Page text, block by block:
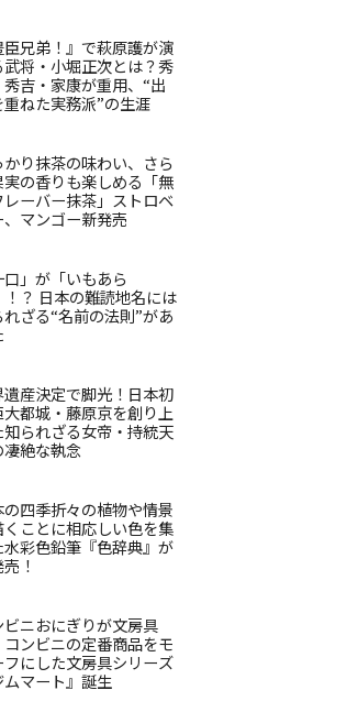
臣兄弟！』で萩原護が演
武将・小堀正次とは？秀
吉・家康が重用、“出
重ねた実務派”の生涯
かり抹茶の味わい、さら
実の香りも楽しめる「無
レーバー抹茶」ストロベ
、マンゴー新発売
口」が「いもあら
！？ 日本の難読地名には
れざる“名前の法則”があ
遺産決定で脚光！日本初
大都城・藤原京を創り上
知られざる女帝・持統天
凄絶な執念
の四季折々の植物や情景
くことに相応しい色を集
水彩色鉛筆『色辞典』が
！
ビニおにぎりが文房具
コンビニの定番商品をモ
フにした文房具シリーズ
ムマート』誕生